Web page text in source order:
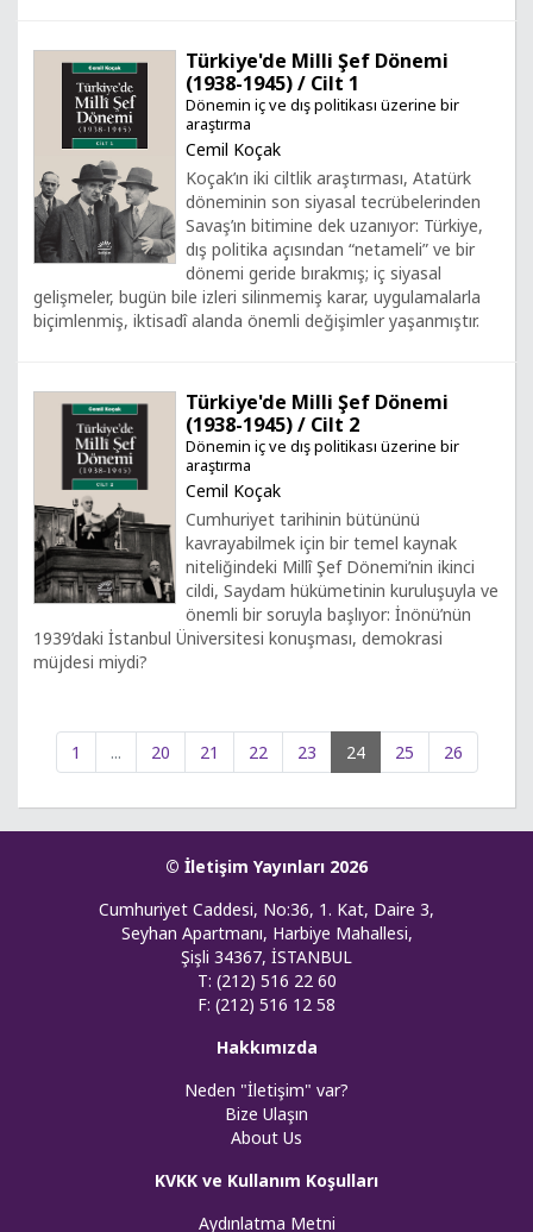
Türkiye'de Milli Şef Dönemi
(1938-1945) / Cilt 1
Dönemin iç ve dış politikası üzerine bir
araştırma
Cemil Koçak
Koçak’ın iki ciltlik araştırması, Atatürk
döneminin son siyasal tecrübelerinden
Savaş’ın bitimine dek uzanıyor: Türkiye,
dış politika açısından “netameli” ve bir
dönemi geride bırakmış; iç siyasal
gelişmeler, bugün bile izleri silinmemiş karar, uygulamalarla
biçimlenmiş, iktisadî alanda önemli değişimler yaşanmıştır.
Türkiye'de Milli Şef Dönemi
(1938-1945) / Cilt 2
Dönemin iç ve dış politikası üzerine bir
araştırma
Cemil Koçak
Cumhuriyet tarihinin bütününü
kavrayabilmek için bir temel kaynak
niteliğindeki Millî Şef Dönemi’nin ikinci
cildi, Saydam hükümetinin kuruluşuyla ve
önemli bir soruyla başlıyor: İnönü’nün
1939’daki İstanbul Üniversitesi konuşması, demokrasi
müjdesi miydi?
1 ... 20 21 22 23 24 25 26
© İletişim Yayınları 2026
Cumhuriyet Caddesi, No:36, 1. Kat, Daire 3,
Seyhan Apartmanı, Harbiye Mahallesi,
Şişli 34367, İSTANBUL
T: (212) 516 22 60
F: (212) 516 12 58
Hakkımızda
Neden "İletişim" var?
Bize Ulaşın
About Us
KVKK ve Kullanım Koşulları
Aydınlatma Metni